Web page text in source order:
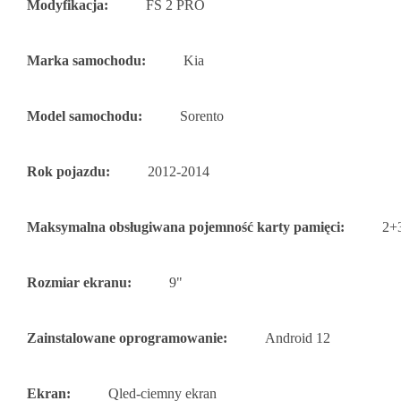
Modyfikacja: FS 2 PRO
Marka samochodu: Kia
Model samochodu: Sorento
Rok pojazdu: 2012-2014
Maksymalna obsługiwana pojemność karty pamięci:
Rozmiar ekranu: 9"
Zainstalowane oprogramowanie: Android 12
Ekran: Qled-ciemny ekran